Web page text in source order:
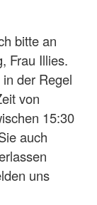
bitte an
Frau Illies.
der Regel
von
15:30
auch
uns